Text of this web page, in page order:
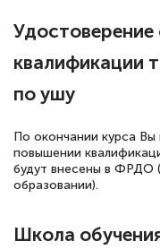
Обучение
количество
пособий и
прохождения
аттестации,
каком этапе…
квалификации
по ушу
По окончании курса Вы
повышении
будут внесены в ФРДО
образовании).
Школа